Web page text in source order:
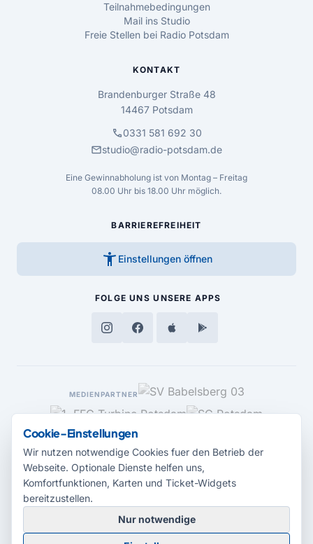
Teilnahmebedingungen
Mail ins Studio
Freie Stellen bei Radio Potsdam
KONTAKT
Brandenburger Straße 48
14467 Potsdam
call0331 581 692 30
mailstudio@radio-potsdam.de
Eine Gewinnabholung ist von Montag – Freitag
08.00 Uhr bis 18.00 Uhr möglich.
BARRIEREFREIHEIT
accessibility_new Einstellungen öffnen
FOLGE UNS UNSERE APPS
MEDIENPARTNER
© 2026 Radio Potsdam. Webseite entwickelt durch dieMedienagentur
Cookie-Einstellungen
Wir nutzen notwendige Cookies fuer den Betrieb der
Webseite. Optionale Dienste helfen uns,
Komfortfunktionen, Karten und Ticket-Widgets
bereitzustellen.
Nur notwendige